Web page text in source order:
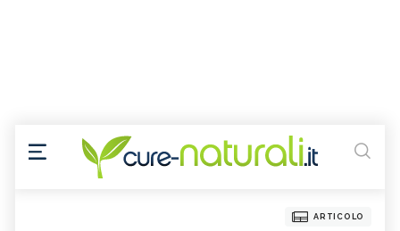
ARTICOLO